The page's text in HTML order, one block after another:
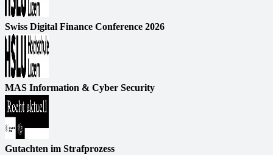
Swiss Digital Finance Conference 2026
MAS Information & Cyber Security
Gutachten im Strafprozess